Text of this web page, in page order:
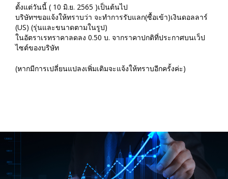
ตั้งแต่วันนี้ ( 10 มิ.ย. 2565 )เป็นต้นไป
บริษัทฯขอแจ้งให้ทราบว่า จะทำการรับแลก(ซื้อเข้า)เงินดอลลาร์
(US) (รุ่นและขนาดตามในรูป)
ในอัตราเรทราคาลดลง 0.50 บ. จากราคาปกติที่ประกาศบนเว็ป
ไซต์ของบริษัท
(หากมีการเปลี่ยนแปลงเพิ่มเติมจะแจ้งให้ทราบอีกครั้งค่ะ)